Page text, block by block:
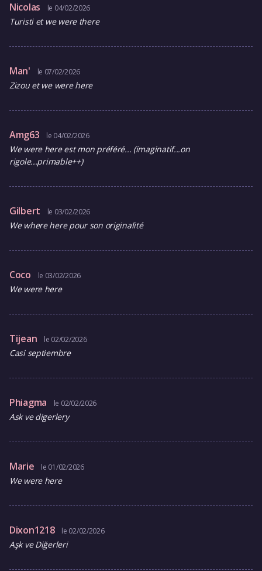
Nicolas le 04/02/2026
Turisti et we were there
Man' le 07/02/2026
Zizou et we were here
Amg63 le 04/02/2026
We were here est mon préféré... (imaginatif...on
rigole...primable++)
Gilbert le 03/02/2026
We where here pour son originalité
Coco le 03/02/2026
We were here
Tijean le 02/02/2026
Casi septiembre
Phiagma le 02/02/2026
Ask ve digerlery
Marie le 01/02/2026
We were here
Dixon1218 le 02/02/2026
Aşk ve Diğerleri